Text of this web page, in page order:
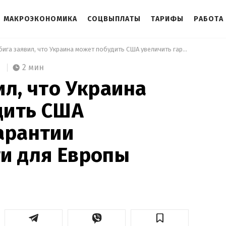
МАКРОЭКОНОМИКА СОЦВЫПЛАТЫ ТАРИФЫ РАБОТА
Сибига заявил, что Украина может побудить США увеличить гарантии безопасности для Европы
2 мин
что Украина
США
для Европы